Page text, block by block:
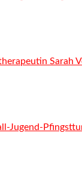
Sarah
Jugend-